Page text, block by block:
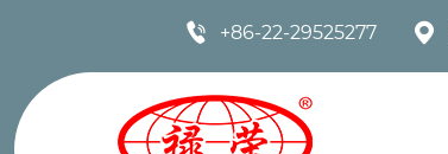
 +86-22-29525277 